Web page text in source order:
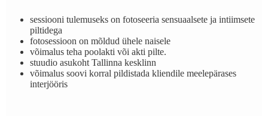
sessiooni tulemuseks on fotoseeria sensuaalsete ja intiimsete
piltidega
fotosessioon on mõldud ühele naisele
võimalus teha poolakti või akti pilte.
stuudio asukoht Tallinna kesklinn
võimalus soovi korral pildistada kliendile meelepärases
interjööris